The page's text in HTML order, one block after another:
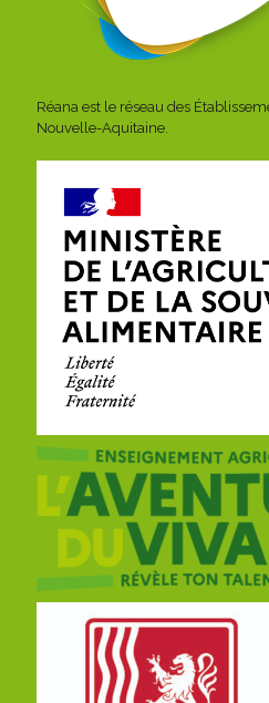
Réana est le réseau des
Nouvelle-Aquitaine.